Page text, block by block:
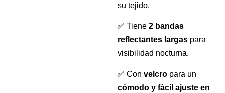
su tejido.
✅ Tiene 2 bandas
reflectantes largaspara
visibilidad nocturna.
✅ Con velcropara un
cómodo y fácil ajuste en